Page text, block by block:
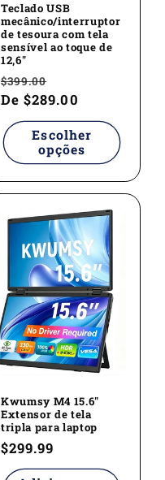
Teclado USB
mecânico/interruptor
de tesoura com tela
sensível ao toque de
12,6"
Preço
normal
$399.00
promocional
De$289.00
Escolher
opções
Kwumsy M4 15.6"
Extensor de tela
tripla para laptop
Preço
normal
$299.99